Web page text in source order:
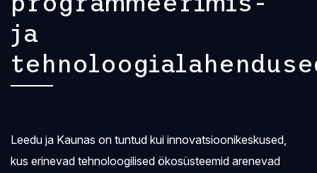
ja
Leedu ja Kaunas on tuntud kui innovatsioonikeskused,
kus erinevad tehnoloogilised ökosüsteemid arenevad